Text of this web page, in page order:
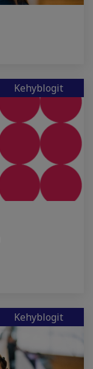
Kehyblogit
Kehyblogit